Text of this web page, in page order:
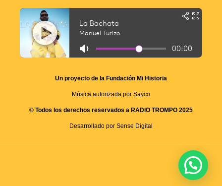
Un proyecto de la Fundación Mi Historia
Música autorizada por Sayco
© Todos los derechos reservados a RADIO TROMPO 2025
Desarrollado por Sense Digital